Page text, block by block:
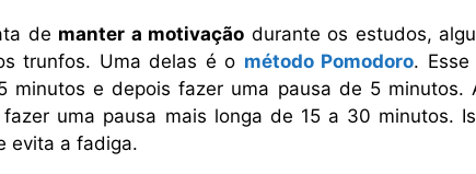
de manter a motivação durante os estudos,
trunfos. Uma delas é o método Pomodoro.
minutos e depois fazer uma pausa de 5 minutos.
fazer uma pausa mais longa de 15 a 30 minutos.
evita a fadiga.